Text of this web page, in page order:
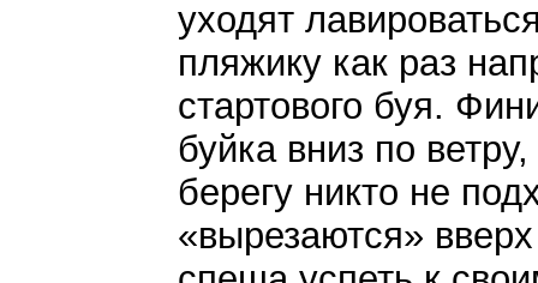
уходят
пляжику как раз
стартового буя.
буйка вниз по
берегу никто не
«вырезаются»